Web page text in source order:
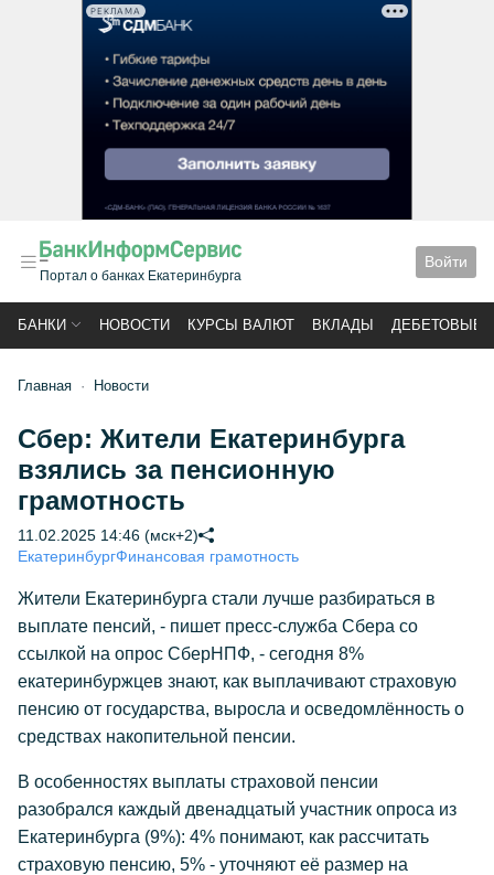
РЕКЛАМА
Портал о банках Екатеринбурга
Войти
БАНКИ НОВОСТИ КУРСЫ ВАЛЮТ ВКЛАДЫ ДЕБЕТОВЫЕ
Главная Новости
Сбер: Жители Екатеринбурга
взялись за пенсионную
грамотность
11.02.2025 14:46 (мск+2)
ЕкатеринбургФинансовая грамотность
Жители Екатеринбурга стали лучше разбираться в
выплате пенсий, - пишет пресс-служба Сбера со
ссылкой на опрос СберНПФ, - сегодня 8%
екатеринбуржцев знают, как выплачивают страховую
пенсию от государства, выросла и осведомлённость о
средствах накопительной пенсии.
В особенностях выплаты страховой пенсии
разобрался каждый двенадцатый участник опроса из
Екатеринбурга (9%): 4% понимают, как рассчитать
страховую пенсию, 5% - уточняют её размер на